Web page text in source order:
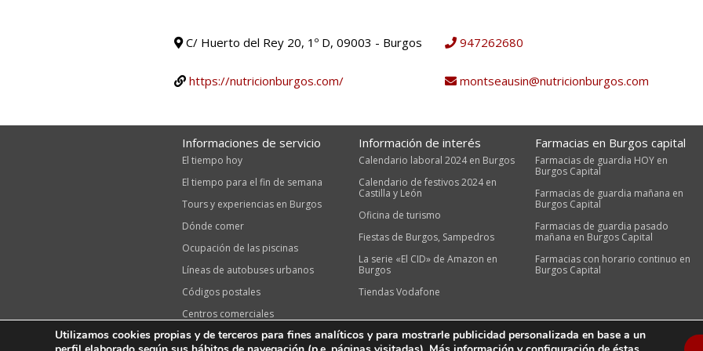
C/ Huerto del Rey 20, 1º D, 09003 - Burgos
https://nutricionburgos.com/
947262680
montseausin@nutricionburgos.com
Informaciones de servicio
El tiempo hoy
El tiempo para el fin de semana
Tours y experiencias en Burgos
Dónde comer
Ocupación de las piscinas
Líneas de autobuses urbanos
Códigos postales
Centros comerciales
Información de interés
Calendario laboral 2024 en Burgos
Calendario de festivos 2024 en
Castilla y León
Oficina de turismo
Fiestas de Burgos, Sampedros
La serie «El CID» de Amazon en
Burgos
Tiendas Vodafone
Farmacias en Burgos capital
Farmacias de guardia HOY en
Burgos Capital
Farmacias de guardia mañana en
Burgos Capital
Farmacias de guardia pasado
mañana en Burgos Capital
Farmacias con horario continuo en
Burgos Capital
Utilizamos cookies propias y de terceros para fines analíticos y para mostrarle publicidad personalizada en base a un